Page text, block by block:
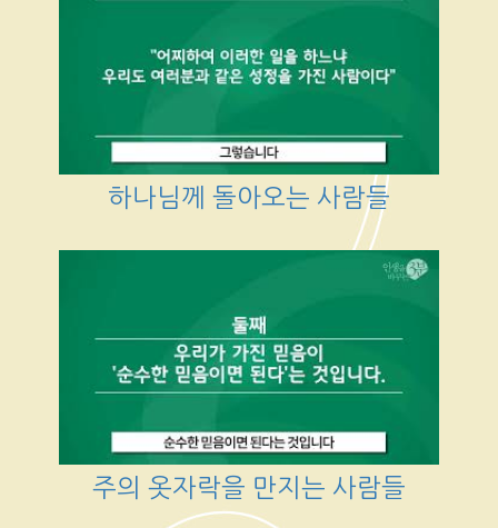
하나님께 돌아오는 사람들
주의 옷자락을 만지는 사람들